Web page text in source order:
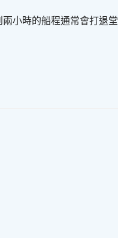
小時的船程通常會打退堂